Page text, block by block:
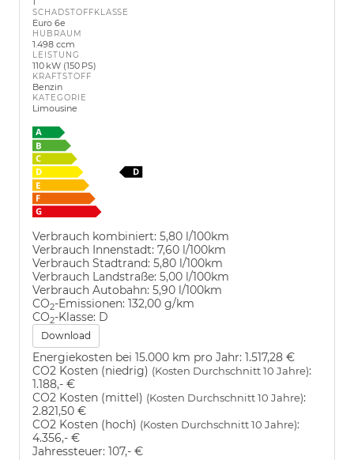
SCHADSTOFFKLASSE
Euro 6e
HUBRAUM
1.498 ccm
LEISTUNG
110 kW (150 PS)
KRAFTSTOFF
Benzin
KATEGORIE
Limousine
Verbrauch kombiniert: 5,80 l/100km
Verbrauch Innenstadt: 7,60 l/100km
Verbrauch Stadtrand: 5,80 l/100km
Verbrauch Landstraße: 5,00 l/100km
Verbrauch Autobahn: 5,90 l/100km
CO2-Emissionen: 132,00 g/km
CO2-Klasse: D
Download
Energiekosten bei 15.000 km pro Jahr: 1.517,28 €
CO2 Kosten (niedrig) (Kosten Durchschnitt 10 Jahre):
1.188,- €
CO2 Kosten (mittel) (Kosten Durchschnitt 10 Jahre):
2.821,50 €
CO2 Kosten (hoch) (Kosten Durchschnitt 10 Jahre):
4.356,- €
Jahressteuer: 107,- €